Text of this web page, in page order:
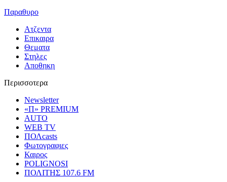
Παραθυρο
Ατζεντα
Επικαιρα
Θεματα
Στηλες
Αποθηκη
Περισσοτερα
Newsletter
«Π» PREMIUM
AUTO
WEB TV
ΠΟΛcasts
Φωτογραφιες
Καιρος
POLIGNOSI
ΠΟΛΙΤΗΣ 107.6 FM